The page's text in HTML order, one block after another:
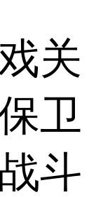
关
卫
斗